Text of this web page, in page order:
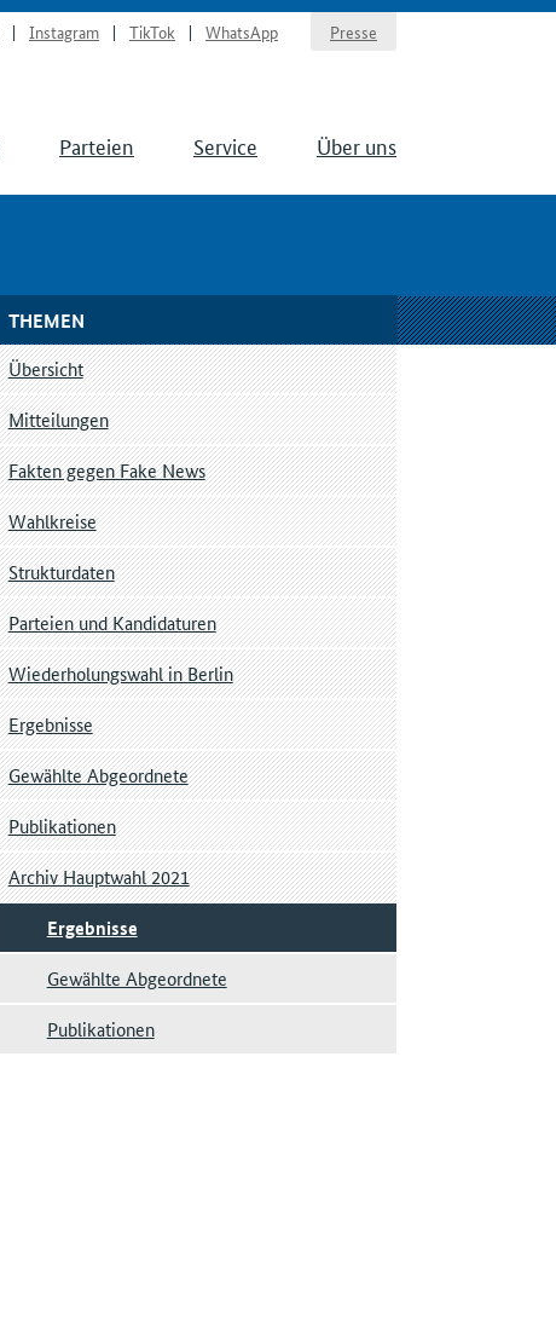
Instagram TikTok WhatsApp Presse
Parteien Service Über uns
THEMEN
Übersicht
Mitteilungen
Fakten gegen Fake News
Wahlkreise
Strukturdaten
Parteien und Kandidaturen
Wiederholungswahl in Berlin
Ergebnisse
Gewählte Abgeordnete
Publikationen
Archiv Hauptwahl 2021
Ergebnisse
Gewählte Abgeordnete
Publikationen